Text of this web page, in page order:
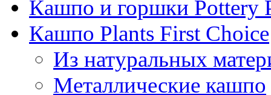
Кашпо и горшки Pottery
Кашпо Plants First Choice
Из натуральных
Металлические кашпо